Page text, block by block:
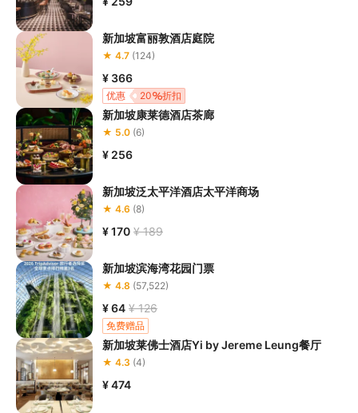
新加坡富丽敦酒店庭院
★ 4.7 (124)
¥ 366
20 折扣
优惠
新加坡康莱德酒店茶廊
★ 5.0 (6)
¥ 256
新加坡泛太平洋酒店太平洋商场
★ 4.6 (8)
¥ 170 ¥ 189
新加坡滨海湾花园门票
★ 4.8 (57,522)
¥ 64 ¥ 126
免费赠品
新加坡莱佛士酒店Yi by Jereme Leung餐厅
★ 4.3 (4)
¥ 474